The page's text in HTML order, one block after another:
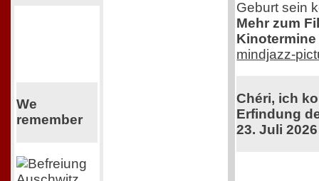
We
remember
Geburt sein
Mehr zum
mindjazz-
Chéri, ich
Erfindung
23. Juli 2026